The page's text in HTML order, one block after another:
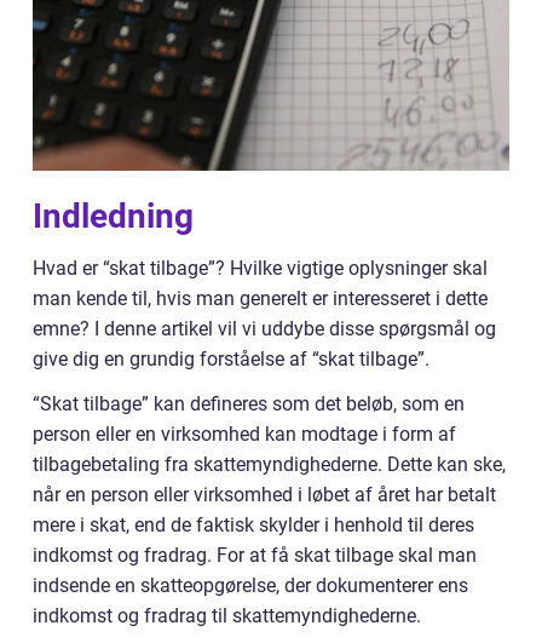
Indledning
Hvad er “skat tilbage”? Hvilke vigtige oplysninger skal
man kende til, hvis man generelt er interesseret i dette
emne? I denne artikel vil vi uddybe disse spørgsmål og
give dig en grundig forståelse af “skat tilbage”.
“Skat tilbage” kan defineres som det beløb, som en
person eller en virksomhed kan modtage i form af
tilbagebetaling fra skattemyndighederne. Dette kan ske,
når en person eller virksomhed i løbet af året har betalt
mere i skat, end de faktisk skylder i henhold til deres
indkomst og fradrag. For at få skat tilbage skal man
indsende en skatteopgørelse, der dokumenterer ens
indkomst og fradrag til skattemyndighederne.